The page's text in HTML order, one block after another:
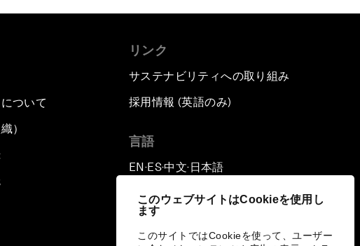
このウェブサイトはCookieを使用し
ます
このサイトではCookieを使って、ユーザー
ついて
）
リンク
サステナビリティへの取り組み
採用情報 (英語のみ)
言語
EN ▪ES▪中文▪ 日本語